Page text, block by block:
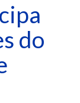
do